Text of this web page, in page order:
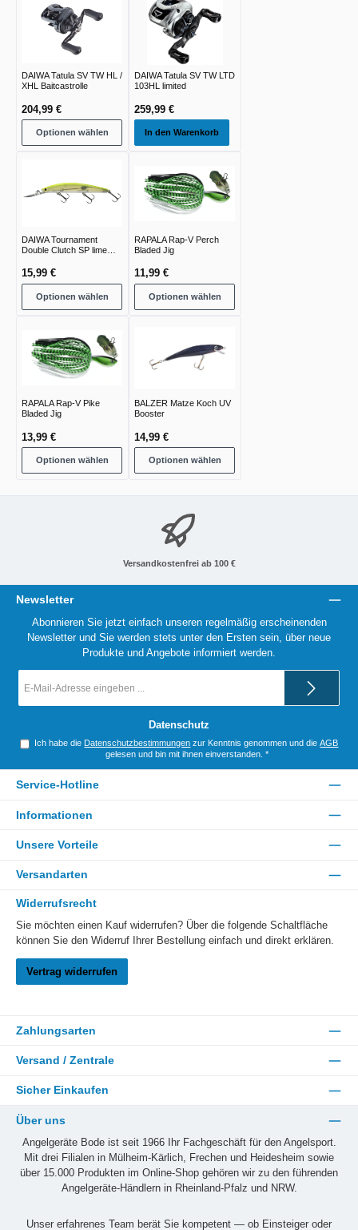
DAIWA Tatula SV TW HL /
XHL Baitcastrolle
204,99 €
Optionen wählen
DAIWA Tatula SV TW LTD
103HL limited
259,99 €
In den Warenkorb
DAIWA Tournament
Double Clutch SP lime
15,99 €
Optionen wählen
RAPALA Rap-V Perch
Bladed Jig
11,99 €
Optionen wählen
RAPALA Rap-V Pike
Bladed Jig
13,99 €
Optionen wählen
BALZER Matze Koch UV
Booster
14,99 €
Optionen wählen
Versandkostenfrei ab 100 €
Newsletter
Abonnieren Sie jetzt einfach unseren regelmäßig erscheinenden
Newsletter und Sie werden stets unter den Ersten sein, über neue
Produkte und Angebote informiert werden.
Mail-
Datenschutz
Ich habe die Datenschutzbestimmungen zur Kenntnis genommen und dieAGB
gelesen und bin mit ihnen einverstanden. *
Service-Hotline
Informationen
Unsere Vorteile
Versandarten
Widerrufsrecht
Sie möchten einen Kauf widerrufen? Über die folgende Schaltfläche
können Sie den Widerruf Ihrer Bestellung einfach und direkt erklären.
Vertrag widerrufen
Zahlungsarten
Versand / Zentrale
Sicher Einkaufen
Über uns
Angelgeräte Bode ist seit 1966 Ihr Fachgeschäft für den Angelsport.
Mit drei Filialen in Mülheim-Kärlich, Frechen und Heidesheim sowie
über 15.000 Produkten im Online-Shop gehören wir zu den führenden
Angelgeräte-Händlern in Rheinland-Pfalz und NRW.
Unser erfahrenes Team berät Sie kompetent — ob Einsteiger oder